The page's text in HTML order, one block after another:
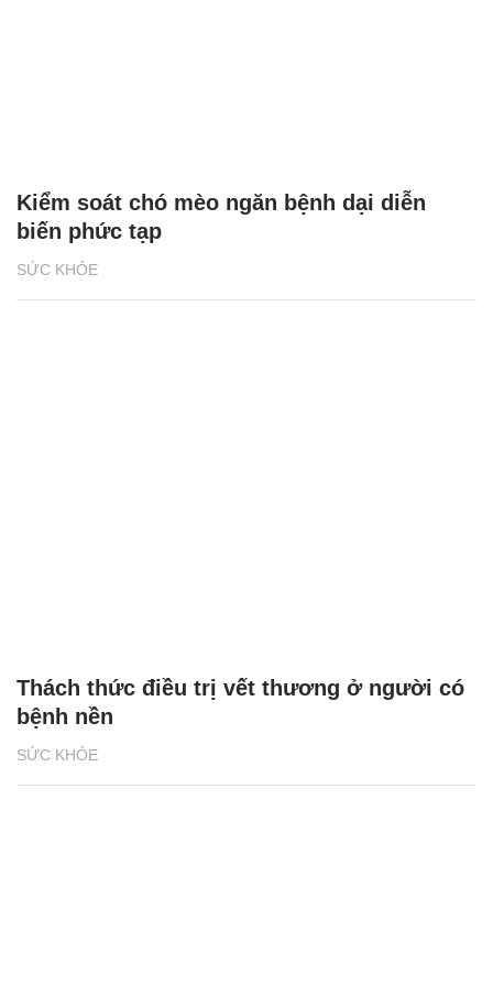
SỨC KHỎE
Kiểm soát chó mèo ngăn bệnh dại diễn
biến phức tạp
SỨC KHỎE
Thách thức điều trị vết thương ở người có
bệnh nền